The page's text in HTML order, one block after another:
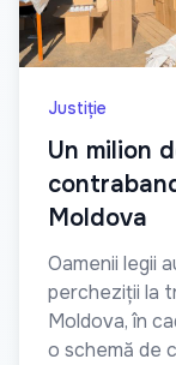
Justiție
Un milion
Moldova
Oamenii legii
percheziții la
Moldova, în
o schemă de